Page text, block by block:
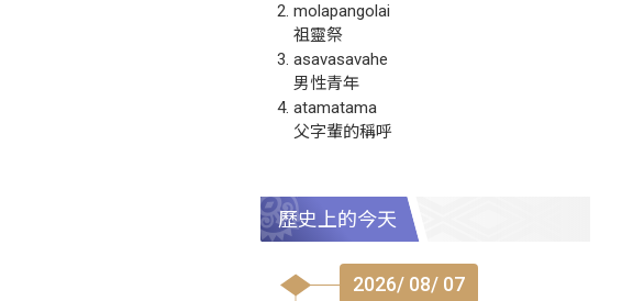
molapangolai
祖靈祭
asavasavahe
男性青年
atamatama
父字輩的稱呼
歷史上的今天
2026/ 08/ 07